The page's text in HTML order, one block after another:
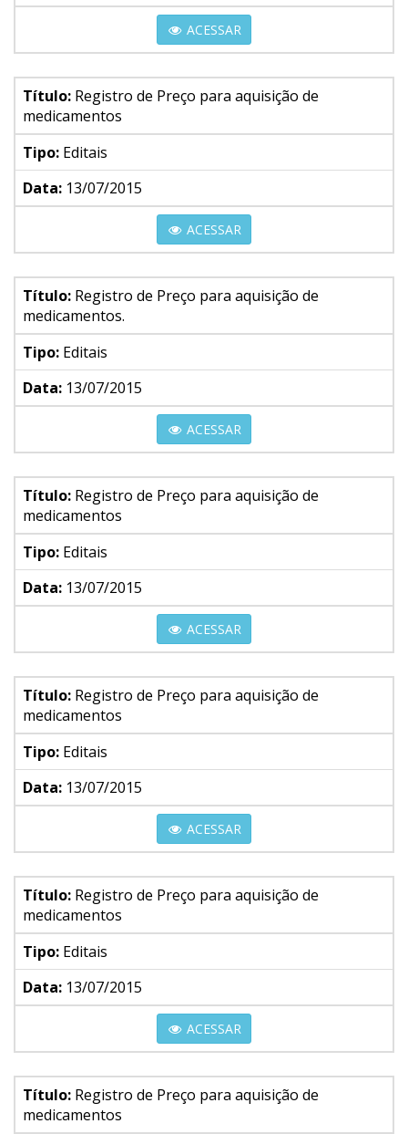
ACESSAR
Título: Registro de Preço para aquisição de
medicamentos
Tipo: Editais
Data: 13/07/2015
ACESSAR
Título: Registro de Preço para aquisição de
medicamentos.
Tipo: Editais
Data: 13/07/2015
ACESSAR
Título: Registro de Preço para aquisição de
medicamentos
Tipo: Editais
Data: 13/07/2015
ACESSAR
Título: Registro de Preço para aquisição de
medicamentos
Tipo: Editais
Data: 13/07/2015
ACESSAR
Título: Registro de Preço para aquisição de
medicamentos
Tipo: Editais
Data: 13/07/2015
ACESSAR
Título: Registro de Preço para aquisição de
medicamentos